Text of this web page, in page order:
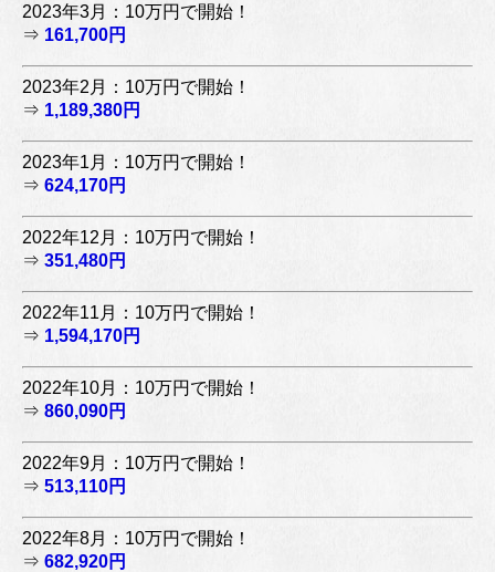
2023年3月：10万円で開始！
⇒ 161,700円
2023年2月：10万円で開始！
⇒ 1,189,380円
2023年1月：10万円で開始！
⇒ 624,170円
2022年12月：10万円で開始！
⇒ 351,480円
2022年11月：10万円で開始！
⇒ 1,594,170円
2022年10月：10万円で開始！
⇒ 860,090円
2022年9月：10万円で開始！
⇒ 513,110円
2022年8月：10万円で開始！
⇒ 682,920円